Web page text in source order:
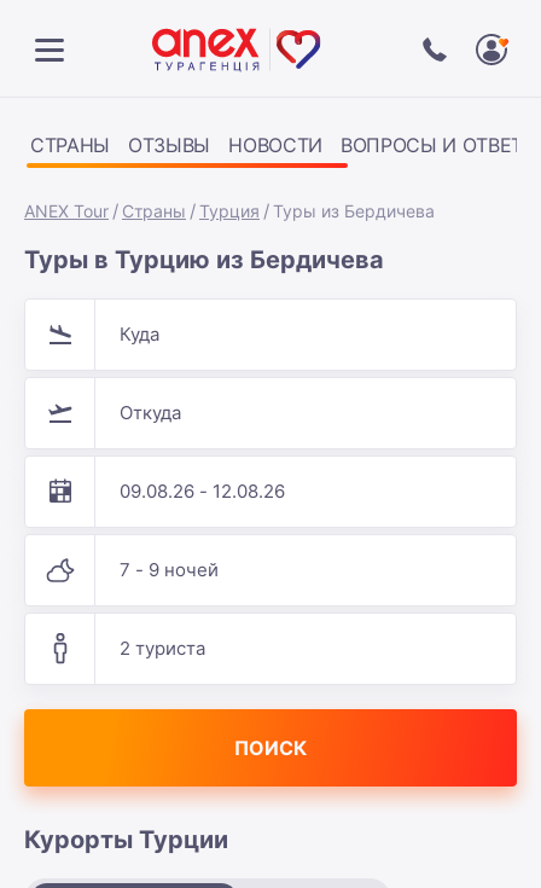
СТРАНЫ ОТЗЫВЫ НОВОСТИ ВОПРОСЫ И ОТВЕТЫ
ANEX Tour Страны Турция Туры из Бердичева
Туры в Турцию из Бердичева
Куда
Откуда
09.08.26 - 12.08.26
7 - 9 ночей
2 туриста
ПОИСК
Курорты Турции